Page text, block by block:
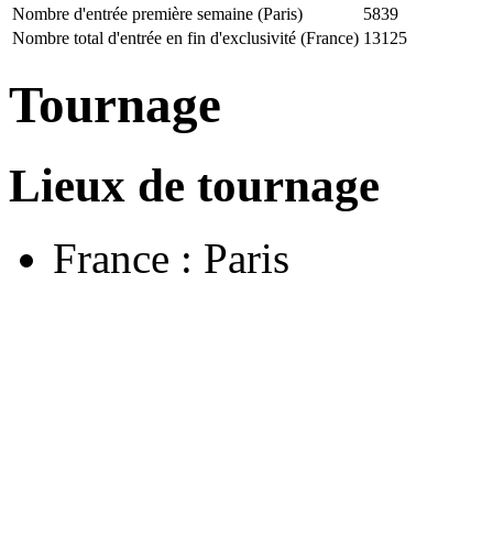
Nombre d'entrée première semaine (Paris)
5839
Nombre total d'entrée en fin d'exclusivité (France) 13125
Tournage
Lieux de tournage
France : Paris